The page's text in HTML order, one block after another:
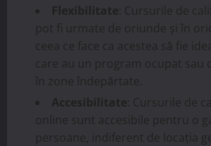
Flexibilitate : Cursurile de
pot fi urmate de oriunde și în
ceea ce face ca acestea să fie
care au un program ocupat sau
în zone îndepărtate.
Accesibilitate : Cursurile de
online sunt accesibile pentru o
persoane, indiferent de locația